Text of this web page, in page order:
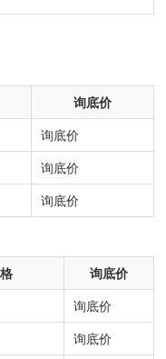
询底价
询底价
询底价
询底价
询底价
询底价
询底价